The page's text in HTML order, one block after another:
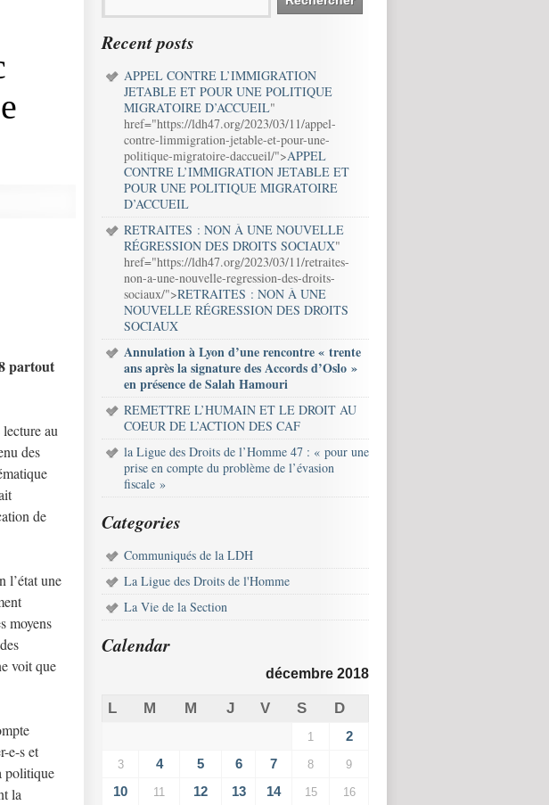
partout
au
des
de
l’état une
moyens
voit que
e-s et
politique
la
Recent posts
APPEL CONTRE L’IMMIGRATION
JETABLE ET POUR UNE POLITIQUE
MIGRATOIRE D’ACCUEIL"
href="https://ldh47.org/2023/03/11/appel-
contre-limmigration-jetable-et-pour-une-
politique-migratoire-daccueil/">APPEL
CONTRE L’IMMIGRATION JETABLE ET
POUR UNE POLITIQUE MIGRATOIRE
D’ACCUEIL
RETRAITES : NON À UNE NOUVELLE
RÉGRESSION DES DROITS SOCIAUX"
href="https://ldh47.org/2023/03/11/retraites-
non-a-une-nouvelle-regression-des-droits-
sociaux/">RETRAITES : NON À UNE
NOUVELLE RÉGRESSION DES DROITS
SOCIAUX
Annulation à Lyon d’une rencontre « trente
ans après la signature des Accords d’Oslo »
en présence de Salah Hamouri
REMETTRE L’HUMAIN ET LE DROIT AU
COEUR DE L’ACTION DES CAF
la Ligue des Droits de l’Homme 47 : « pour une
prise en compte du problème de l’évasion
fiscale »
Categories
Communiqués de la LDH
La Ligue des Droits de l'Homme
La Vie de la Section
Calendar
décembre 2018
L M M J V S D
1 2
3 4 5 6 7 8 9
10 11 12 13 14 15 16